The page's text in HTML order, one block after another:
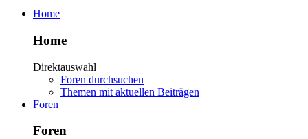
Home
Home
Direktauswahl
Foren durchsuchen
Themen mit aktuellen Beiträgen
Foren
Foren